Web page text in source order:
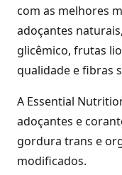
com as melhores
adoçantes
glicêmico, frutas
qualidade e fibras
A Essential
adoçantes e
gordura trans e
modificados.